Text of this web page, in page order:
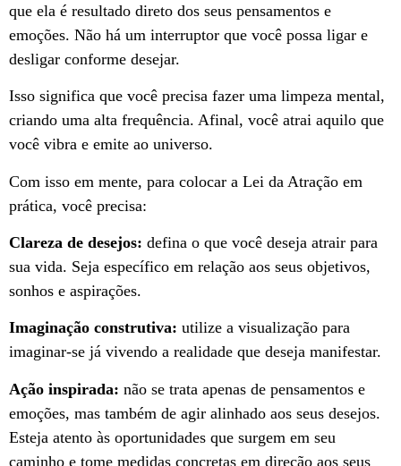
que ela é resultado direto dos seus pensamentos e
emoções. Não há um interruptor que você possa ligar e
desligar conforme desejar.
Isso significa que você precisa fazer uma limpeza mental,
criando uma alta frequência. Afinal, você atrai aquilo que
você vibra e emite ao universo.
Com isso em mente, para colocar a Lei da Atração em
prática, você precisa:
Clareza de desejos: defina o que você deseja atrair para
sua vida. Seja específico em relação aos seus objetivos,
sonhos e aspirações.
Imaginação construtiva: utilize a visualização para
imaginar-se já vivendo a realidade que deseja manifestar.
Ação inspirada: não se trata apenas de pensamentos e
emoções, mas também de agir alinhado aos seus desejos.
Esteja atento às oportunidades que surgem em seu
caminho e tome medidas concretas em direção aos seus